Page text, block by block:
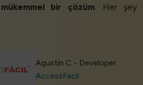
mükemmel bir çözüm. Her şey
Agustin C - Developer
AccessFacil